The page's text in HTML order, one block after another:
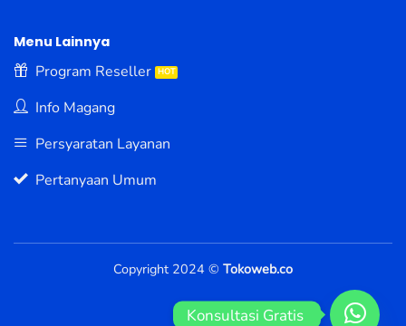
Menu Lainnya
Program Reseller
Info Magang
Persyaratan Layanan
Pertanyaan Umum
Copyright 2024 © Tokoweb.co
Konsultasi Gratis